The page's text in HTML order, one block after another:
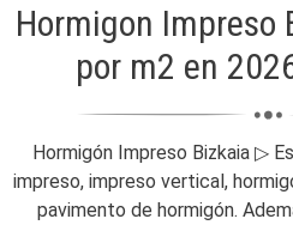
Hormigon
por m2 en
Hormigón Impreso Bizkaia ▷
impreso, impreso vertical,
pavimento de hormigón.